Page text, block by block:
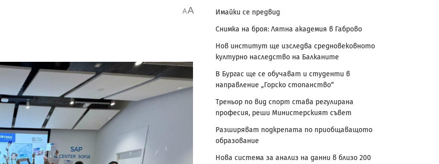
AA
Имайки се предвид
Снимка на броя: Лятна академия в Габрово
Нов институт ще изследва средновековното
културно наследство на Балканите
В Бургас ще се обучават и студенти в
направление „Горско стопанство“
Треньор по вид спорт става регулирана
професия, реши Министерският съвет
Разширяват подкрепата по приобщаващото
образование
Нова система за анализ на данни в близо 200